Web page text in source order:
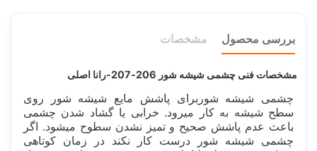
بررسی محصول مشخصات
مشخصات فنی چشمی شیشه شور 206-207-رانا اصلی
چشمی شیشه شوربرای پاشش مایع شیشه شور روی
سطح شیشه به کار میرود. خرابی یا گشاد شدن چشمی
باعث عدم پاشش صحیح و تمیز نشدن سطوح میشود. اگر
چشمی شیشه شور درست کار نکند در زمان کوتاهی